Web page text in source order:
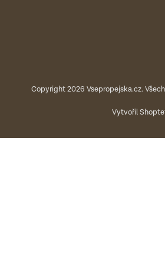
Vytvořil
Copyright 2026 Vsepropejska.cz.